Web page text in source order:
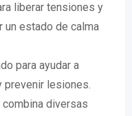
liberar tensiones y
un estado de calma
para ayudar a
prevenir lesiones.
combina diversas